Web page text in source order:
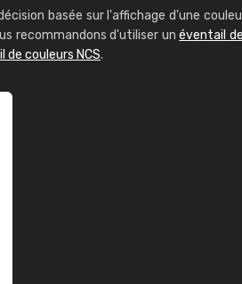
basée sur l'affichage d'une
recommandons d'utiliser unéventail
couleurs NCS.